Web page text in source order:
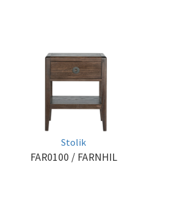
Stolik
FAR0100 / FARNHIL